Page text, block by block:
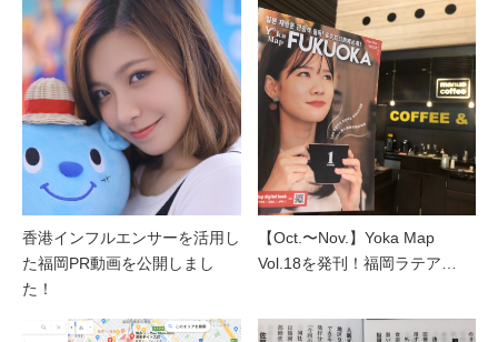
香港インフルエンサーを活用し
た福岡PR動画を公開しまし
た！
【Oct.〜Nov.】Yoka Map
Vol.18を発刊！福岡ラテア…